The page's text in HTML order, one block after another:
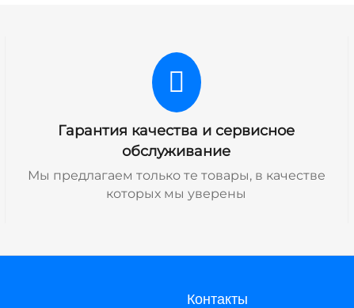
Гарантия качества и сервисное
обслуживание
Мы предлагаем только те товары, в качестве
которых мы уверены
Контакты